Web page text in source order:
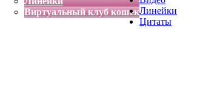
Виртуальный клуб кошекЛинейки
Цитаты